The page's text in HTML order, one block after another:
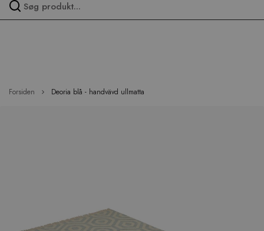
Forsiden Deoria blå - handvävd ullmatta